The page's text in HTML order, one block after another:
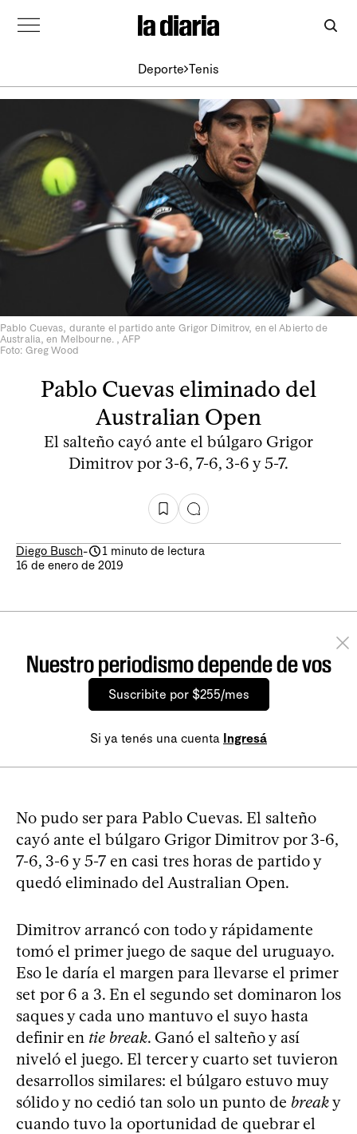
Deporte Tenis
Pablo Cuevas, durante el partido ante Grigor Dimitrov, en el Abierto de
Australia, en Melbourne. , AFP
Foto: Greg Wood
Pablo Cuevas eliminado del
Australian Open
El salteño cayó ante el búlgaro Grigor
Dimitrov por 3-6, 7-6, 3-6 y 5-7.
Diego Busch-
1 minuto de lectura
16 de enero de 2019
Nuestro periodismo depende de vos
Suscribite por $255/mes
Si ya tenés una cuenta Ingresá
No pudo ser para Pablo Cuevas. El salteño
cayó ante el búlgaro Grigor Dimitrov por 3-6,
7-6, 3-6 y 5-7 en casi tres horas de partido y
quedó eliminado del Australian Open.
Dimitrov arrancó con todo y rápidamente
tomó el primer juego de saque del uruguayo.
Eso le daría el margen para llevarse el primer
set por 6 a 3. En el segundo set dominaron los
saques y cada uno mantuvo el suyo hasta
definir en tie break. Ganó el salteño y así
niveló el juego. El tercer y cuarto set tuvieron
desarrollos similares: el búlgaro estuvo muy
sólido y no cedió tan solo un punto de breaky
cuando tuvo la oportunidad de quebrar el